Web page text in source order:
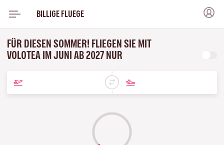
BILLIGE FLUEGE
FÜR DIESEN SOMMER! FLIEGEN SIE MIT
VOLOTEA IM JUNI AB 2027 NUR